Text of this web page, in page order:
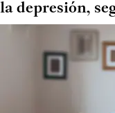
la depresión,